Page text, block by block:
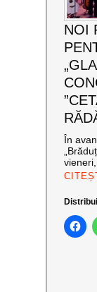
NOI
În